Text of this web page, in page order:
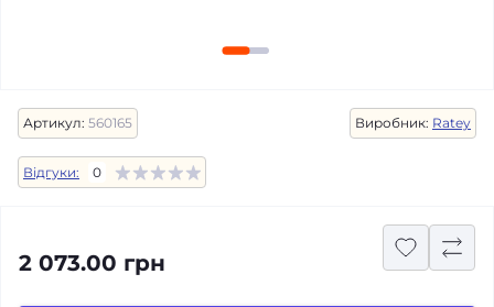
Артикул: 560165 Виробник: Ratey
Відгуки: 0
2 073.00 грн